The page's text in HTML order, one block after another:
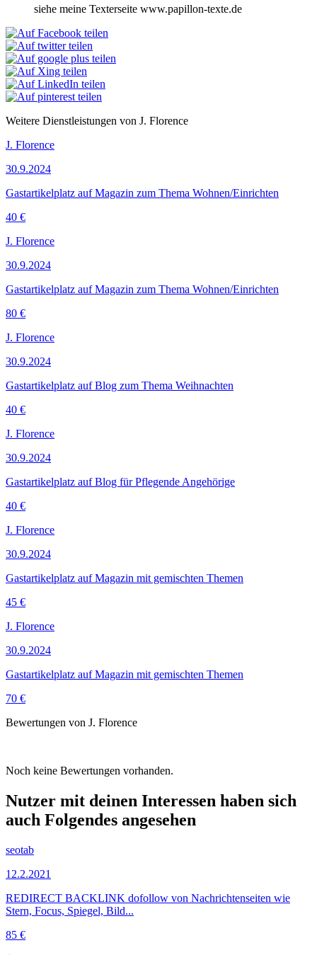
siehe meine Texterseite www.papillon-texte.de
Weitere Dienstleistungen von J. Florence
J. Florence
30.9.2024
Gastartikelplatz auf Magazin zum Thema Wohnen/Einrichten
40 €
J. Florence
30.9.2024
Gastartikelplatz auf Magazin zum Thema Wohnen/Einrichten
80 €
J. Florence
30.9.2024
Gastartikelplatz auf Blog zum Thema Weihnachten
40 €
J. Florence
30.9.2024
Gastartikelplatz auf Blog für Pflegende Angehörige
40 €
J. Florence
30.9.2024
Gastartikelplatz auf Magazin mit gemischten Themen
45 €
J. Florence
30.9.2024
Gastartikelplatz auf Magazin mit gemischten Themen
70 €
Bewertungen von J. Florence
Noch keine Bewertungen vorhanden.
Nutzer mit deinen Interessen haben sich
auch Folgendes angesehen
seotab
12.2.2021
REDIRECT BACKLINK dofollow von Nachrichtenseiten wie
Stern, Focus, Spiegel, Bild...
85 €